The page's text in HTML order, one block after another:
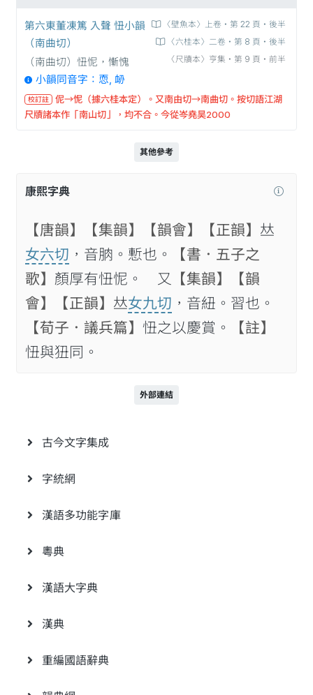
〈壁魚本〉上卷‧第 22 頁‧後半
〈六桂本〉二卷‧第 8 頁‧後半
〈尺牘本〉亨集‧第 9 頁‧前半
第六東董凍篤 入聲 忸小韻
（南曲切）
（南曲切）忸怩，慚愧
小韻同音字：恧, 䘐
校訂註
伲→怩（據六桂本定）。又南由切→南曲切。按切語江湖
尺牘諸本作「南山切」，均不合。今從岑堯昊2000
其他參考
康熙字典
【唐韻】 【集韻】 【韻會】 【正韻】 𠀤
女六切 ，音朒。慙也。
【書．五子之
歌】 顏厚有忸怩。 又 【集韻】
【韻
會】
【正韻】 𠀤女九切 ，音紐。習也。
【荀子．議兵篇】 忸之以慶賞。
【註】
忸與狃同。
外部連結
古今文字集成
字統網
漢語多功能字庫
粵典
漢語大字典
漢典
重編國語辭典